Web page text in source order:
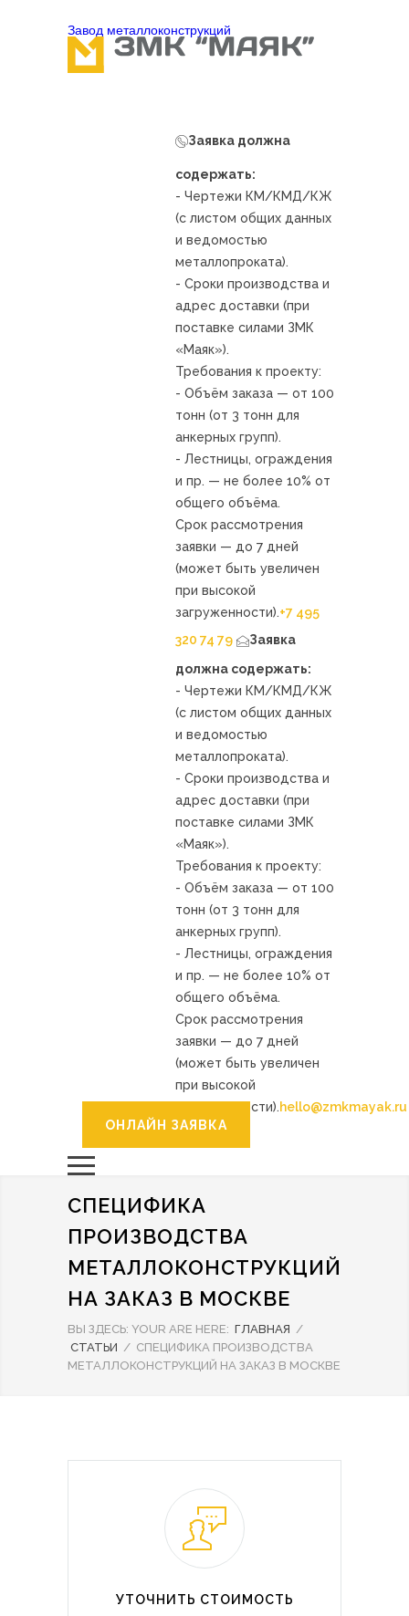
Завод металлоконcтрукций
Заявка должна
содержать:
- Чертежи КМ/КМД/КЖ
(с листом общих данных
и ведомостью
металлопроката).
- Сроки производства и
адрес доставки (при
поставке силами ЗМК
«Маяк»).
Требования к проекту:
- Объём заказа — от 100
тонн (от 3 тонн для
анкерных групп).
- Лестницы, ограждения
и пр. — не более 10% от
общего объёма.
Срок рассмотрения
заявки — до 7 дней
(может быть увеличен
при высокой
загруженности).+7 495
320 74 79
Заявка
должна содержать:
- Чертежи КМ/КМД/КЖ
(с листом общих данных
и ведомостью
металлопроката).
- Сроки производства и
адрес доставки (при
поставке силами ЗМК
«Маяк»).
Требования к проекту:
- Объём заказа — от 100
тонн (от 3 тонн для
анкерных групп).
- Лестницы, ограждения
и пр. — не более 10% от
общего объёма.
Срок рассмотрения
заявки — до 7 дней
(может быть увеличен
при высокой
загруженности).hello@zmkmayak.ru
ОНЛАЙН ЗАЯВКА
СПЕЦИФИКА
ПРОИЗВОДСТВА
МЕТАЛЛОКОНСТРУКЦИЙ
НА ЗАКАЗ В МОСКВЕ
ВЫ ЗДЕСЬ: YOUR ARE HERE: ГЛАВНАЯ /
СТАТЬИ / СПЕЦИФИКА ПРОИЗВОДСТВА
МЕТАЛЛОКОНСТРУКЦИЙ НА ЗАКАЗ В МОСКВЕ
УТОЧНИТЬ СТОИМОСТЬ